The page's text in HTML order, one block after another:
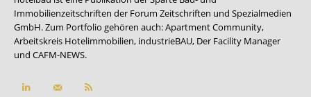
Immobilienzeitschriften der Forum Zeitschriften und Spezialmedien
GmbH. Zum Portfolio gehören auch:Apartment Community,
Arbeitskreis Hotelimmobilien, industrieBAU, Der Facility Manager
und CAFM-NEWS.